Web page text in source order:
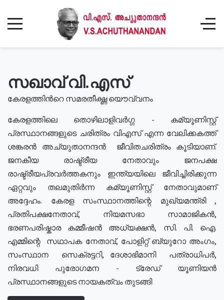
സഖാവ് വി.എസ്
കേരളത്തിൻറെ സമരതീക്ഷ്ണ യൌവ്വനം
കേരളത്തിലെ തൊഴിലാളിവർഗ്ഗ - കമ്യൂണിസ്റ്റ്
പ്രസ്ഥാനങ്ങളുടെ ചരിത്രം വിഎസ് എന്ന വേലിക്കകത്ത്
ശങ്കരൻ അച്യുതാനന്ദൻ ജീവിതചരിത്രം കൂടിയാണ്.
ജനകീയ രാഷ്ട്രീയ നേതാവും ജനപക്ഷ
രാഷ്ട്രീയപ്രവർത്തകനും ഇന്ത്യയിലെ ജീവിച്ചിരിക്കുന്ന
ഏറ്റവും തലമുതിർന്ന കമ്യൂണിസ്റ്റ് നേതാവുമാണ്
അദ്ദേഹം. കേരള സംസ്ഥാനത്തിന്റെ മുഖ്യമന്ത്രി ,
പ്രതിപക്ഷനേതാവ്, നിയമസഭാ സാമാജികൻ,
ഭരണപരിഷ്കാര കമ്മീഷൻ അധ്യക്ഷൻ, സി. പി. ഐ.
എമ്മിന്റെ സഥാപക നേതാവ്, പോളിറ്റ് ബ്യുറോ അംഗം,
സംസ്ഥാന സെക്രട്ടറി, ദേശാഭിമാനി പത്രാധിപർ,
നിരവധി പുരോഗമന - ട്രേഡ് യൂണിയൻ
പ്രസ്ഥാനങ്ങളുടെ നായകത്വം തുടങ്ങി